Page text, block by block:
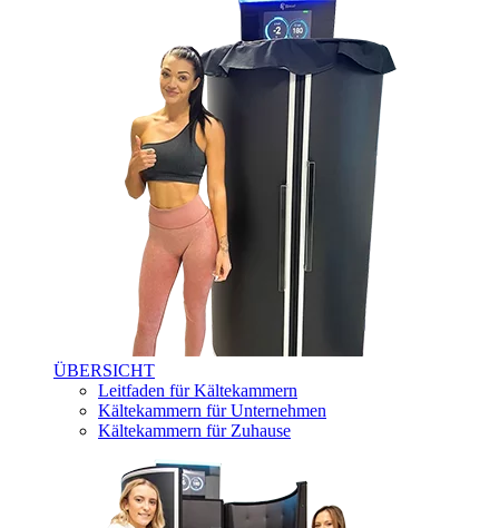
ÜBERSICHT
Leitfaden für Kältekammern
Kältekammern für Unternehmen
Kältekammern für Zuhause